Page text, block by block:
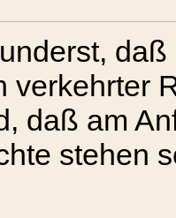
verkehrter
daß am
stehen